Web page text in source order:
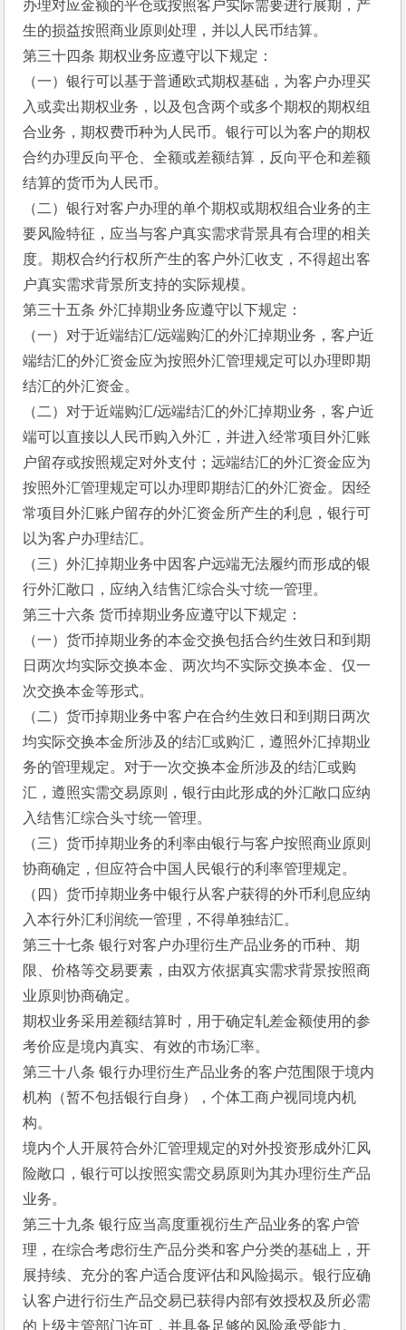
办理对应金额的平仓或按照客户实际需要进行展期，产
生的损益按照商业原则处理，并以人民币结算。
第三十四条 期权业务应遵守以下规定：
（一）银行可以基于普通欧式期权基础，为客户办理买
入或卖出期权业务，以及包含两个或多个期权的期权组
合业务，期权费币种为人民币。银行可以为客户的期权
合约办理反向平仓、全额或差额结算，反向平仓和差额
结算的货币为人民币。
（二）银行对客户办理的单个期权或期权组合业务的主
要风险特征，应当与客户真实需求背景具有合理的相关
度。期权合约行权所产生的客户外汇收支，不得超出客
户真实需求背景所支持的实际规模。
第三十五条 外汇掉期业务应遵守以下规定：
（一）对于近端结汇/远端购汇的外汇掉期业务，客户近
端结汇的外汇资金应为按照外汇管理规定可以办理即期
结汇的外汇资金。
（二）对于近端购汇/远端结汇的外汇掉期业务，客户近
端可以直接以人民币购入外汇，并进入经常项目外汇账
户留存或按照规定对外支付；远端结汇的外汇资金应为
按照外汇管理规定可以办理即期结汇的外汇资金。因经
常项目外汇账户留存的外汇资金所产生的利息，银行可
以为客户办理结汇。
（三）外汇掉期业务中因客户远端无法履约而形成的银
行外汇敞口，应纳入结售汇综合头寸统一管理。
第三十六条 货币掉期业务应遵守以下规定：
（一）货币掉期业务的本金交换包括合约生效日和到期
日两次均实际交换本金、两次均不实际交换本金、仅一
次交换本金等形式。
（二）货币掉期业务中客户在合约生效日和到期日两次
均实际交换本金所涉及的结汇或购汇，遵照外汇掉期业
务的管理规定。对于一次交换本金所涉及的结汇或购
汇，遵照实需交易原则，银行由此形成的外汇敞口应纳
入结售汇综合头寸统一管理。
（三）货币掉期业务的利率由银行与客户按照商业原则
协商确定，但应符合中国人民银行的利率管理规定。
（四）货币掉期业务中银行从客户获得的外币利息应纳
入本行外汇利润统一管理，不得单独结汇。
第三十七条 银行对客户办理衍生产品业务的币种、期
限、价格等交易要素，由双方依据真实需求背景按照商
业原则协商确定。
期权业务采用差额结算时，用于确定轧差金额使用的参
考价应是境内真实、有效的市场汇率。
第三十八条 银行办理衍生产品业务的客户范围限于境内
机构（暂不包括银行自身），个体工商户视同境内机
构。
境内个人开展符合外汇管理规定的对外投资形成外汇风
险敞口，银行可以按照实需交易原则为其办理衍生产品
业务。
第三十九条 银行应当高度重视衍生产品业务的客户管
理，在综合考虑衍生产品分类和客户分类的基础上，开
展持续、充分的客户适合度评估和风险揭示。银行应确
认客户进行衍生产品交易已获得内部有效授权及所必需
的上级主管部门许可，并具备足够的风险承受能力。